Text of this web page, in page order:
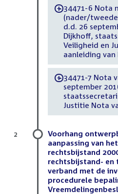
-34471-6 Nota
(nader/
d.d. 26
Dijkhoff,
Veiligheid en
aanleiding van
-34471-7 Nota
september
Justitie Nota
Voorhang
aanpassing van
rechtsbijstand
rechtsbijstand- en
verband met de
procedurele
2